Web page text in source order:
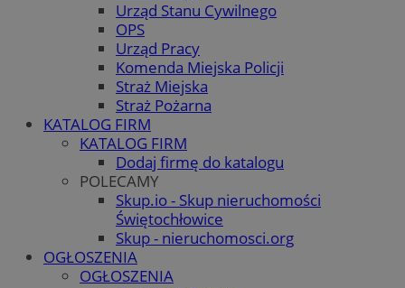
Urząd Stanu Cywilnego
OPS
Urząd Pracy
Komenda Miejska Policji
Straż Miejska
Straż Pożarna
KATALOG FIRM
KATALOG FIRM
Dodaj firmę do katalogu
POLECAMY
Skup.io - Skup nieruchomości
Świętochłowice
Skup - nieruchomosci.org
OGŁOSZENIA
OGŁOSZENIA